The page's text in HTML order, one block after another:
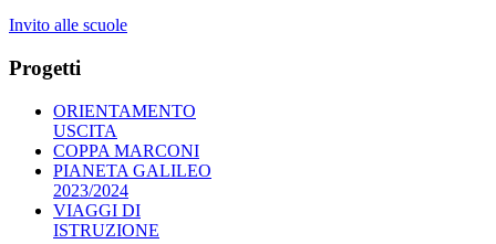
Invito alle scuole
Progetti
ORIENTAMENTO
USCITA
COPPA MARCONI
PIANETA GALILEO
2023/2024
VIAGGI DI
ISTRUZIONE